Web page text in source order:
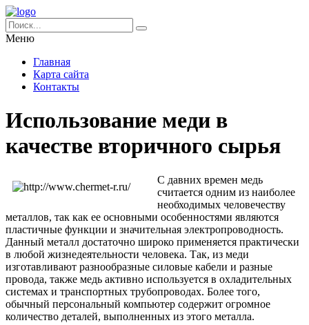
Меню
Главная
Карта сайта
Контакты
Использование меди в
качестве вторичного сырья
С давних времен медь
считается одним из наиболее
необходимых человечеству
металлов, так как ее основными особенностями являются
пластичные функции и значительная электропроводность.
Данный металл достаточно широко применяется практически
в любой жизнедеятельности человека. Так, из меди
изготавливают разнообразные силовые кабели и разные
провода, также медь активно используется в охладительных
системах и транспортных трубопроводах. Более того,
обычный персональный компьютер содержит огромное
количество деталей, выполненных из этого металла.